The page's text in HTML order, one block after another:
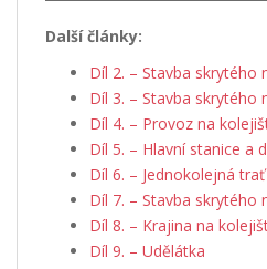
Další články:
Díl 2. – Stavba skrytého
Díl 3. – Stavba skrytého
Díl 4. – Provoz na
Díl 5. – Hlavní stanice a
Díl 6. – Jednokolejná trať
Díl 7. – Stavba skrytého
Díl 8. – Krajina na
Díl 9. – Udělátka